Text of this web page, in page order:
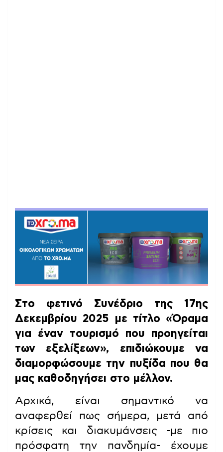
Στο φετινό Συνέδριο της 17ης
Δεκεμβρίου 2025 με τίτλο «Όραμα
για έναν τουρισμό που προηγείται
των εξελίξεων», επιδιώκουμε να
διαμορφώσουμε την πυξίδα που θα
μας καθοδηγήσει στο μέλλον.
Αρχικά, είναι σημαντικό να
αναφερθεί πως σήμερα, μετά από
κρίσεις και διακυμάνσεις -με πιο
πρόσφατη την πανδημία- έχουμε